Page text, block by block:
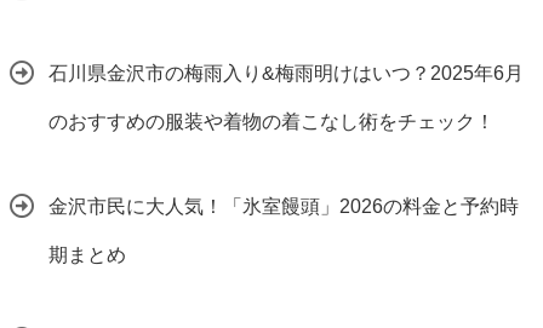
石川県金沢市の梅雨入り&梅雨明けはいつ？2025年6月
のおすすめの服装や着物の着こなし術をチェック！
金沢市民に大人気！「氷室饅頭」2026の料金と予約時
期まとめ